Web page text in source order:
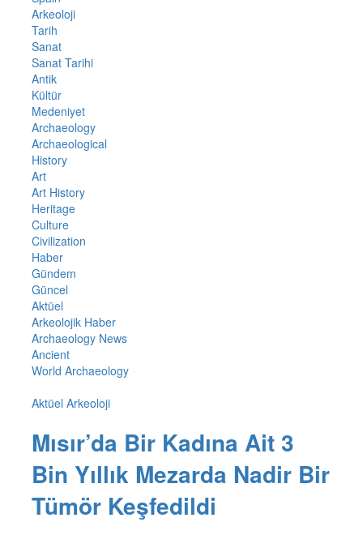
Arkeoloji
Tarih
Sanat
Sanat Tarihi
Antik
Kültür
Medeniyet
Archaeology
Archaeological
History
Art
Art History
Heritage
Culture
Civilization
Haber
Gündem
Güncel
Aktüel
Arkeolojik Haber
Archaeology News
Ancient
World Archaeology
Aktüel Arkeoloji
Mısır’da Bir Kadına Ait 3
Bin Yıllık Mezarda Nadir Bir
Tümör Keşfedildi